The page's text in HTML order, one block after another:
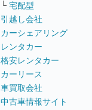
└ 宅配型
引越し会社
カーシェアリング
レンタカー
格安レンタカー
カーリース
車買取会社
中古車情報サイト